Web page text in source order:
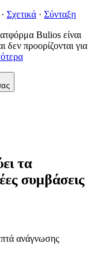
· Σχετικά · Σύνταξη
Bulios είναι
δεν προορίζονται για
τα
συμβάσεις
ανάγνωσης